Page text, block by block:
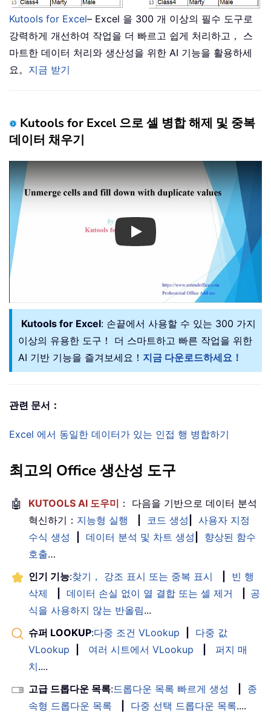
Kutools for Excel– Excel 을 300 개 이상의 필수 도구로
강력하게 개선하여 작업을 더 빠르고 쉽게 처리하고， 스
마트한 데이터 처리와 생산성을 위한 AI 기능을 활용하세
요。 지금 받기
Kutools for Excel 으로 셀 병합 해제 및 중복
데이터 채우기
Play
Kutools for Excel: 손끝에서 사용할 수 있는 300 가지
이상의 유용한 도구！ 더 스마트하고 빠른 작업을 위한
AI 기반 기능을 즐겨보세요！ 지금 다운로드하세요！
관련 문서：
Excel 에서 동일한 데이터가 있는 인접 행 병합하기
최고의 Office 생산성 도구
🤖 KUTOOLS AI 도우미 ： 다음을 기반으로 데이터 분석
혁신하기： 지능형 실행 코드 생성
사용자 지정
수식 생성
데이터 분석 및 차트 생성
향상된 함수
호출…
인기 기능:찾기， 강조 표시 또는 중복 표시
빈 행
삭제
데이터 손실 없이 열 결합 또는 셀 제거
공
식을 사용하지 않는 반올림...
슈퍼 LOOKUP:다중 조건 VLookup
다중 값
VLookup
여러 시트에서 VLookup
퍼지 매
치....
고급 드롭다운 목록:드롭다운 목록 빠르게 생성
종
속형 드롭다운 목록
다중 선택 드롭다운 목록....